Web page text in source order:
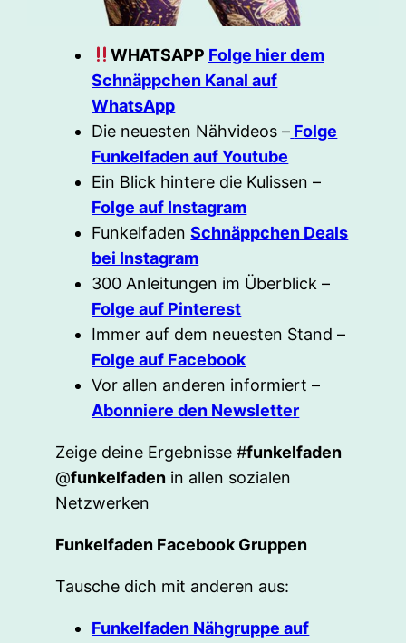
WHATSAPP Folge hier dem
Schnäppchen Kanal auf
WhatsApp
Die neuesten Nähvideos – Folge
Funkelfaden auf Youtube
Ein Blick hintere die Kulissen –
Folge auf Instagram
FunkelfadenSchnäppchen Deals
bei Instagram
300 Anleitungen im Überblick –
Folge auf Pinterest
Immer auf dem neuesten Stand –
Folge auf Facebook
Vor allen anderen informiert –
Abonniere den Newsletter
Zeige deine Ergebnisse #funkelfaden
@funkelfaden in allen sozialen
Netzwerken
Funkelfaden Facebook Gruppen
Tausche dich mit anderen aus:
Funkelfaden Nähgruppe auf